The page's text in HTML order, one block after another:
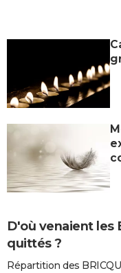
D'où venaient les
quittés ?
Répartition des